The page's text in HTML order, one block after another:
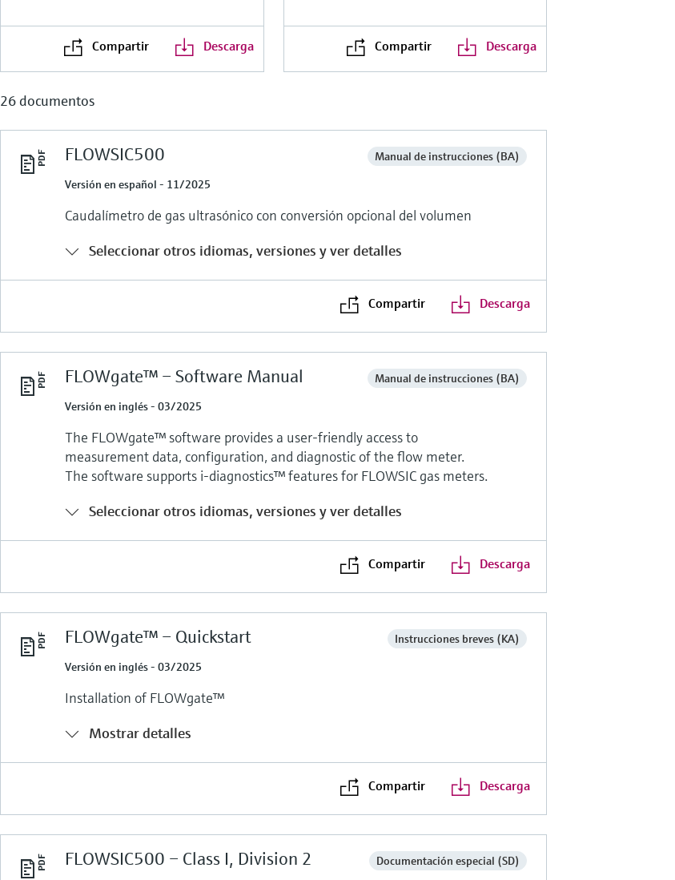
Compartir Descarga Compartir Descarga
26 documentos
FLOWSIC500
Manual de instrucciones (BA)
Versión en español - 11/2025
Caudalímetro de gas ultrasónico con conversión opcional del volumen
Seleccionar otros idiomas, versiones y ver detalles
Compartir Descarga
FLOWgate™ – Software Manual
Manual de instrucciones (BA)
Versión en inglés - 03/2025
The FLOWgate™ software provides a user-friendly access to
measurement data, configuration, and diagnostic of the flow meter.
The software supports i-diagnostics™ features for FLOWSIC gas meters.
Seleccionar otros idiomas, versiones y ver detalles
Compartir Descarga
FLOWgate™ – Quickstart
Instrucciones breves (KA)
Versión en inglés - 03/2025
Installation of FLOWgate™
Mostrar detalles
Compartir Descarga
FLOWSIC500 – Class I, Division 2
Documentación especial (SD)